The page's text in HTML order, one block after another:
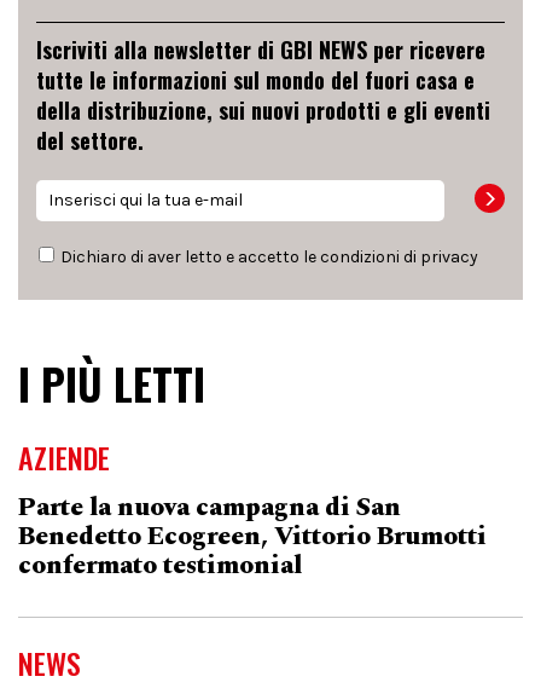
Iscriviti alla newsletter di GBI NEWS per ricevere
tutte le informazioni sul mondo del fuori casa e
della distribuzione, sui nuovi prodotti e gli eventi
del settore.
Dichiaro di aver letto e accetto le condizioni di privacy
I PIÙ LETTI
AZIENDE
Parte la nuova campagna di San
Benedetto Ecogreen, Vittorio Brumotti
confermato testimonial
NEWS